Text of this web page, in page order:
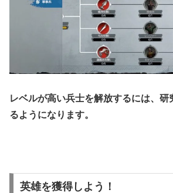
レベルが高い兵士を解放するには、研
るようになります。
英雄を獲得しよう！